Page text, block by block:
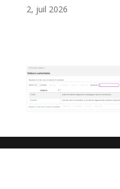
2, juil 2026